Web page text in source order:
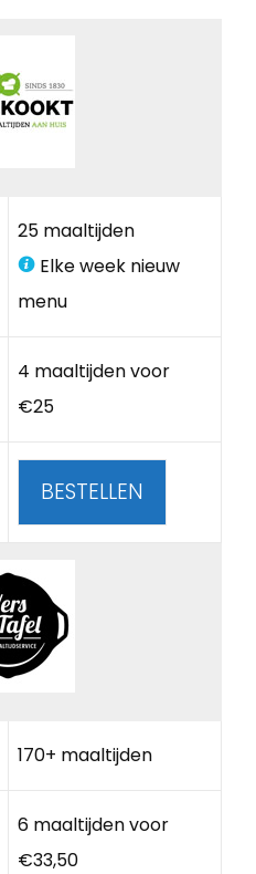
25 maaltijden
Elke week nieuw
menu
4 maaltijden voor
€25
BESTELLEN
170+ maaltijden
6 maaltijden voor
€33,50